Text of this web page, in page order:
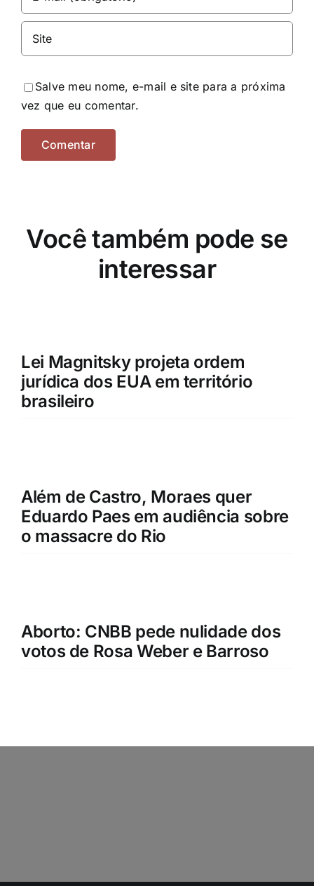
Salve meu nome, e-mail e site para a próxima
vez que eu comentar.
Você também pode se
interessar
Lei Magnitsky projeta ordem
jurídica dos EUA em território
brasileiro
Além de Castro, Moraes quer
Eduardo Paes em audiência sobre
o massacre do Rio
Aborto: CNBB pede nulidade dos
votos de Rosa Weber e Barroso